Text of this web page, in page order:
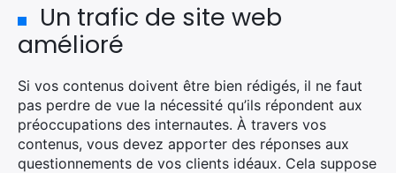
Un trafic de site web
amélioré
Si vos contenus doivent être bien rédigés, il ne faut
pas perdre de vue la nécessité qu’ils répondent aux
préoccupations des internautes. À travers vos
contenus, vous devez apporter des réponses aux
questionnements de vos clients idéaux. Cela suppose